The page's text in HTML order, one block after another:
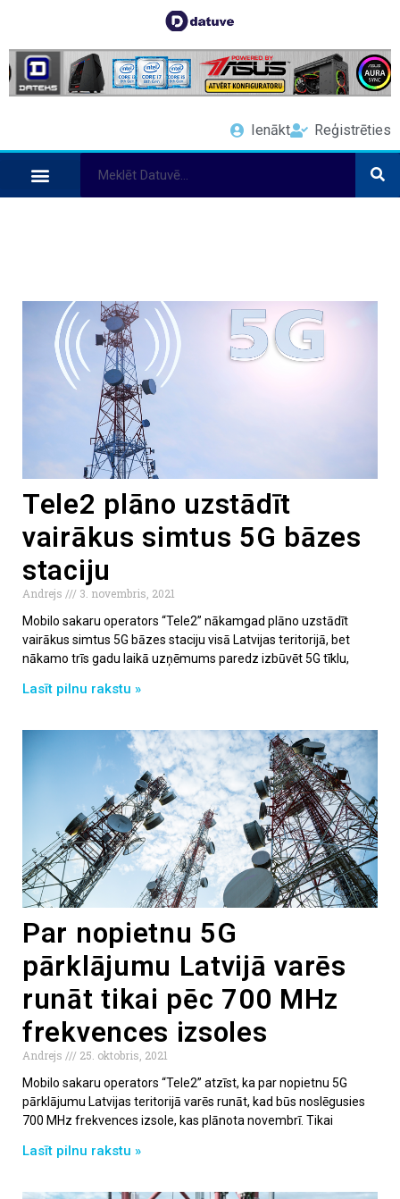
Ienākt Reģistrēties
Tele2 plāno uzstādīt
vairākus simtus 5G bāzes
staciju
Andrejs
3. novembris, 2021
Mobilo sakaru operators “Tele2” nākamgad plāno uzstādīt
vairākus simtus 5G bāzes staciju visā Latvijas teritorijā, bet
nākamo trīs gadu laikā uzņēmums paredz izbūvēt 5G tīklu,
Lasīt pilnu rakstu »
Par nopietnu 5G
pārklājumu Latvijā varēs
runāt tikai pēc 700 MHz
frekvences izsoles
Andrejs
25. oktobris, 2021
Mobilo sakaru operators “Tele2” atzīst, ka par nopietnu 5G
pārklājumu Latvijas teritorijā varēs runāt, kad būs noslēgusies
700 MHz frekvences izsole, kas plānota novembrī. Tikai
Lasīt pilnu rakstu »